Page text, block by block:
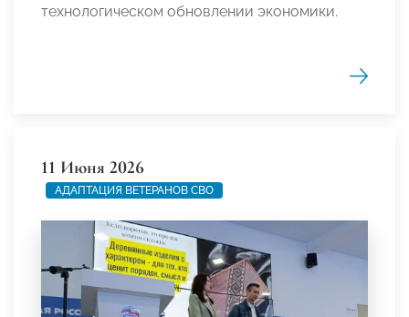
технологическом обновлении экономики.
11 Июня 2026
АДАПТАЦИЯ ВЕТЕРАНОВ СВО